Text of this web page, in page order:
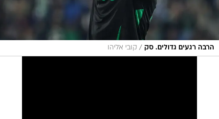
הרבה רגעים גדולים. סק / קובי אליהו